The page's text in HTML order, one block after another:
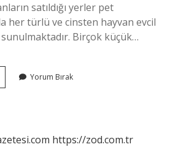
satıldığı yerler pet
her türlü ve cinsten hayvan evcil
Birçok küçük…
Yorum Bırak
https://zod.com.tr